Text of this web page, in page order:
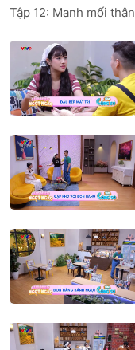
Tập 12: Manh mối